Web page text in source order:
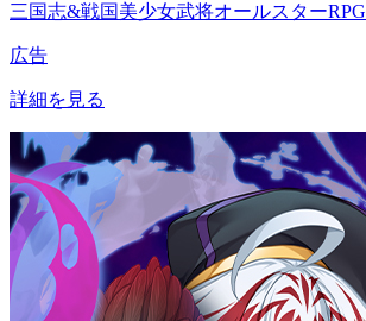
三国志&戦国美少女武将オールスターRPG
広告
詳細を見る